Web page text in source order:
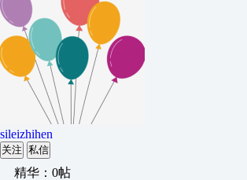
sileizhihen
关注 私信
精华：0帖